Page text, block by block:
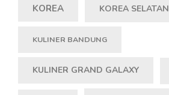
KOREA KOREA SELATAN
KULINER BANDUNG
KULINER GRAND GALAXY